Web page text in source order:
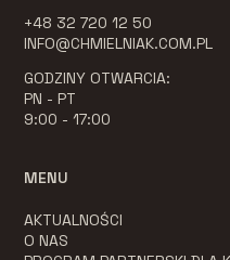
+48 32 720 12 50
INFO@CHMIELNIAK.COM.PL
GODZINY OTWARCIA:
PN - PT
9:00 - 17:00
MENU
AKTUALNOŚCI
O NAS